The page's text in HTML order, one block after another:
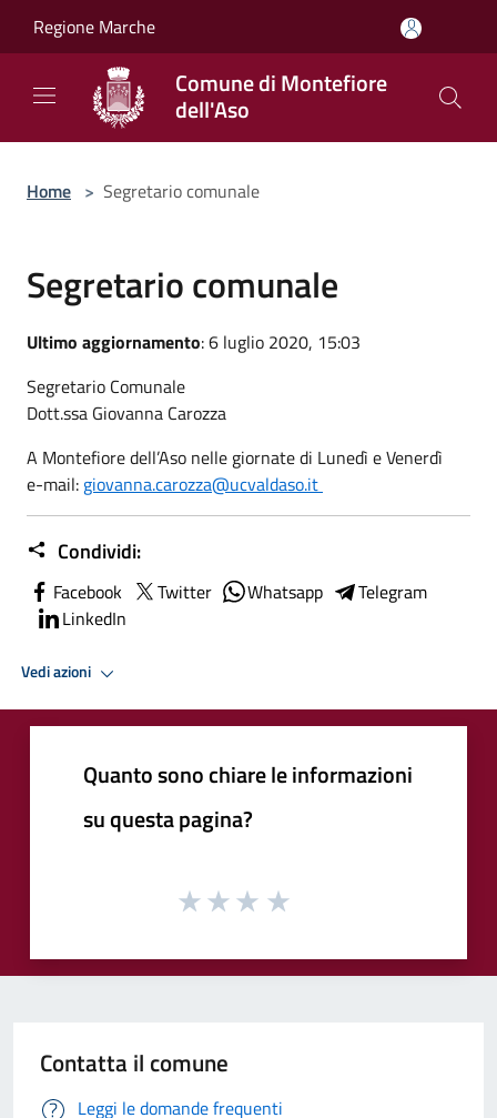
Regione Marche
Comune di Montefiore
dell'Aso
Home > Segretario comunale
Segretario comunale
Ultimo aggiornamento: 6 luglio 2020, 15:03
Segretario Comunale
Dott.ssa Giovanna Carozza
A Montefiore dell’Aso nelle giornate di Lunedì e Venerdì
e-mail: giovanna.carozza@ucvaldaso.it
Condividi:
Facebook Twitter Whatsapp
Telegram
LinkedIn
Vedi azioni
Quanto sono chiare le informazioni
su questa pagina?
Contatta il comune
Leggi le domande frequenti